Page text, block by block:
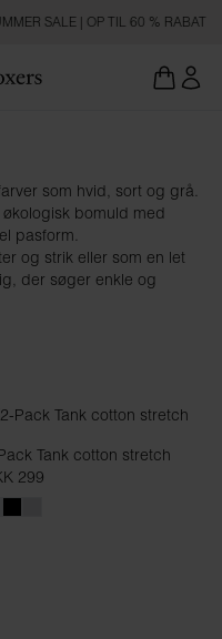
SALE | OP TIL 60 % RABAT
som hvid, sort og grå.
bomuld med
pasform.
og strik eller som en let
der søger enkle og
Tank cotton stretch
299